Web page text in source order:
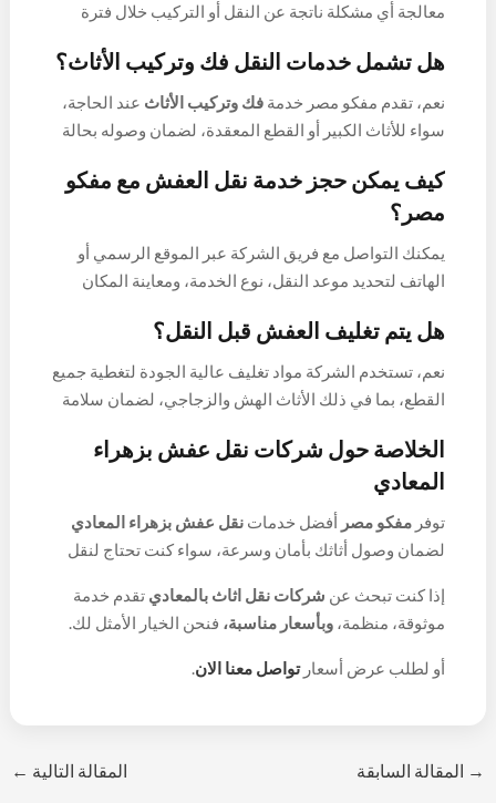
معالجة أي مشكلة ناتجة عن النقل أو التركيب خلال فترة
هل تشمل خدمات النقل فك وتركيب الأثاث؟
نعم، تقدم مفكو مصر خدمةفك وتركيب الأثاث عند الحاجة،
سواء للأثاث الكبير أو القطع المعقدة، لضمان وصوله بحالة
كيف يمكن حجز خدمة نقل العفش مع مفكو
مصر؟
يمكنك التواصل مع فريق الشركة عبر الموقع الرسمي أو
الهاتف لتحديد موعد النقل، نوع الخدمة، ومعاينة المكان
هل يتم تغليف العفش قبل النقل؟
نعم، تستخدم الشركة مواد تغليف عالية الجودة لتغطية جميع
القطع، بما في ذلك الأثاث الهش والزجاجي، لضمان سلامة
الخلاصة حول شركات نقل عفش بزهراء
المعادي
توفرمفكو مصر أفضل خدماتنقل عفش بزهراء المعادي
لضمان وصول أثاثك بأمان وسرعة، سواء كنت تحتاج لنقل
الشركة التغليف الاحترافي، النقل الآمن، وفك وتركيب
الأثاث بأعلى مستويات الجودة والاحترافية.
إذا كنت تبحث عن شركات نقل اثاث بالمعادي تقدم خدمة
موثوقة، منظمة،وبأسعار مناسبة، فنحن الخيار الأمثل لك.
أوالاستعلام.
أو لطلب عرض أسعارتواصل معنا الان.
→ المقالة السابقة المقالة التالية ←